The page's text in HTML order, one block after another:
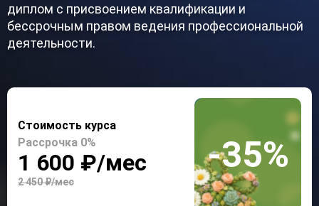
диплом с присвоением квалификации и
бессрочным правом ведения профессиональной
деятельности.
Стоимость курса
Рассрочка 0%
1 600 ₽/мес
2 450 ₽/мес
-35%